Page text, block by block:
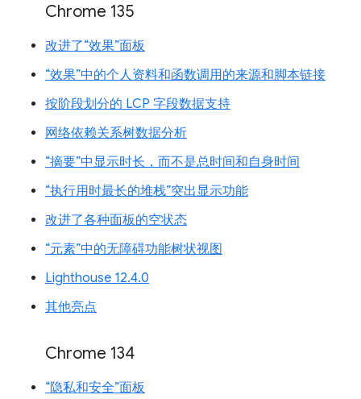
Chrome 135
改进了“效果”面板
“效果”中的个人资料和函数调用的来源和脚本链接
按阶段划分的 LCP 字段数据支持
网络依赖关系树数据分析
“摘要”中显示时长，而不是总时间和自身时间
“执行用时最长的堆栈”突出显示功能
改进了各种面板的空状态
“元素”中的无障碍功能树状视图
Lighthouse 12.4.0
其他亮点
Chrome 134
“隐私和安全”面板